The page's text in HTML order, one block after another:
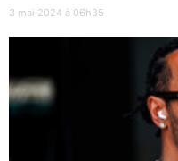
3 mai 2024 à 06h35